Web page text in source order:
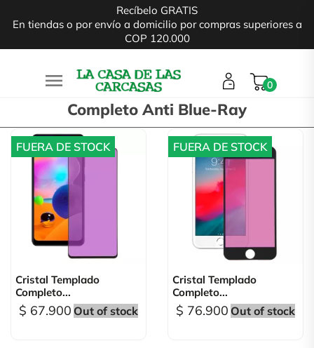
Recíbelo GRATIS
En tiendas o por envío a domicilio por compras superiores a
COP 120.000
 0
Completo Anti Blue-Ray
Cristal Templado
Completo...
$ 67.900 Out of stock
FUERA DE STOCK
Cristal Templado
Completo...
$ 76.900 Out of stock
FUERA DE STOCK